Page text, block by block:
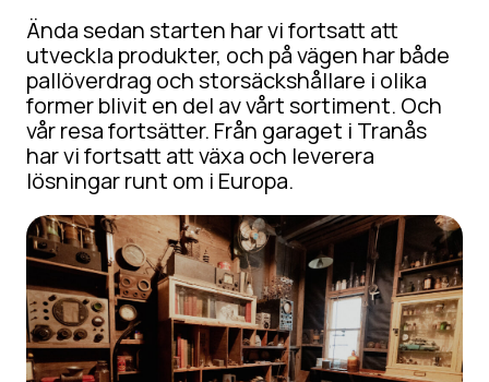
Ända sedan starten har vi fortsatt att
utveckla produkter, och på vägen har både
pallöverdrag och storsäckshållare i olika
former blivit en del av vårt sortiment. Och
vår resa fortsätter. Från garaget i Tranås
har vi fortsatt att växa och leverera
lösningar runt om i Europa.